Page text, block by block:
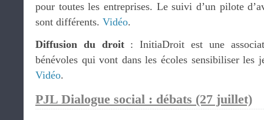
pour toutes les entreprises. Le suivi d’un pilote
sont différents. Vidéo.
Diffusion du droit: InitiaDroit est une
bénévoles qui vont dans les écoles sensibiliser les
Vidéo.
PJL Dialogue social : débats (27 juillet)